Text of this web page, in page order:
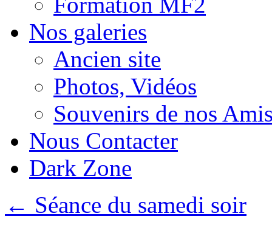
Nos galeries
Ancien site
Photos, Vidéos
Souvenirs de nos
Nous Contacter
Dark Zone
← Séance du samedi soir